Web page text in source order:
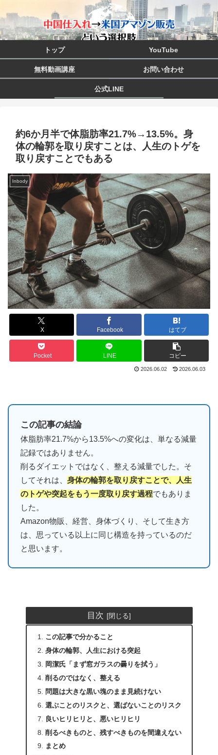
トップ YouTube
無料動画講座 お問い合わせ
公式LINE
約6か月半で体脂肪率21.7%→13.5%。身
体の輪郭を取り戻すことは、人生のトゲを
取り戻すことでもある
Inbody
X Facebook はてブ
Pocket LINE コピー
2026.06.02 2026.06.03
この記事の結論
体脂肪率21.7%から13.5%への変化は、単なる減量
記録ではありません。
削るダイエットではなく、整える減量でした。そ
してそれは、 身体の輪郭を取り戻すことで、人生
のトゲや突起をもう一度取り戻す過程でもありま
した。
Amazon物販、経営、身体づくり、そして生き方
は、思っている以上に同じ構造を持っているのだ
と思います。
目次
この記事で分かること
身体の輪郭、人生における突起
岡潔氏「まず窓ガラスの曇りを拭う」
削るのではなく、整える
問題は大きな黒い塊のまま見続けない
選ぶことのリスクと、選ばないことのリスク
良いヒリヒリと、悪いヒリヒリ
削るべきものと、残すべきものを間違えない
まとめ